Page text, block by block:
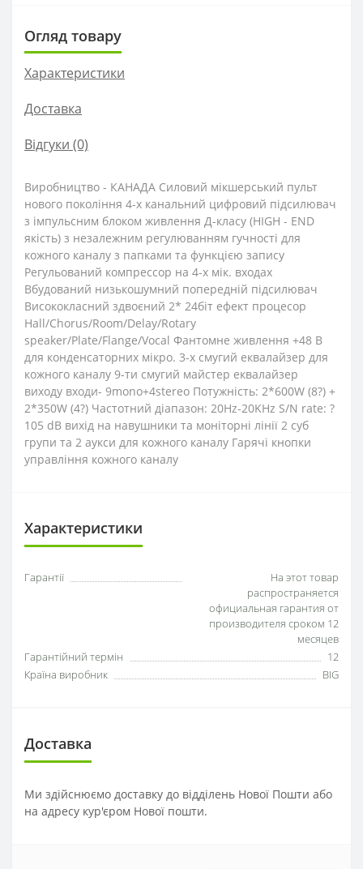
Огляд товару
Характеристики
Доставка
Відгуки (0)
Виробництво - КАНАДА Силовий мікшерський пульт
нового покоління 4-х канальний цифровий підсилювач
з імпульсним блоком живлення Д-класу (HIGH - END
якість) з незалежним регулюванням гучності для
кожного каналу з папками та функцією запису
Регульований компрессор на 4-х мік. входах
Вбудований низькошумний попередній підсилювач
Висококласний здвоєний 2* 24біт ефект процесор
Hall/Chorus/Room/Delay/Rotary
speaker/Plate/Flange/Vocal Фантомне живлення +48 В
для конденсаторних мікро. 3-х смугий еквалайзер для
кожного каналу 9-ти смугий майстер еквалайзер
виходу входи- 9mono+4stereo Потужність: 2*600W (8?) +
2*350W (4?) Частотний діапазон: 20Hz-20KHz S/N rate: ?
105 dB вихід на навушники та моніторні лінії 2 суб
групи та 2 аукси для кожного каналу Гарячі кнопки
управління кожного каналу
Характеристики
Гарантії
На этот товар
распространяется
официальная гарантия от
производителя сроком 12
месяцев
Гарантійний термін
12
Країна виробник
BIG
Доставка
Ми здійснюємо доставку до відділень Нової Пошти або
на адресу кур'єром Нової пошти.